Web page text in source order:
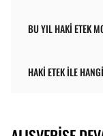
BU YIL HAKI ETEK
HAKI ETEK ILE